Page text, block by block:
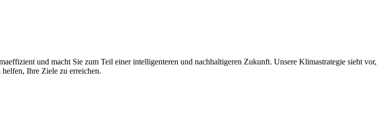
und macht Sie zum Teil einer intelligenteren und nachhaltigeren Zukunft. Unsere Klimastrategie sieht vor,
Ihre Ziele zu erreichen.